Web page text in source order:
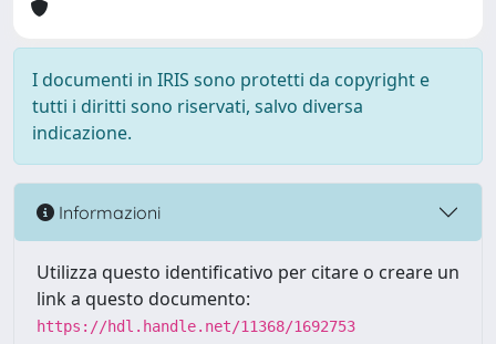
I documenti in IRIS sono protetti da copyright e
tutti i diritti sono riservati, salvo diversa
indicazione.
Informazioni
Utilizza questo identificativo per citare o creare un
link a questo documento:
https://hdl.handle.net/11368/1692753